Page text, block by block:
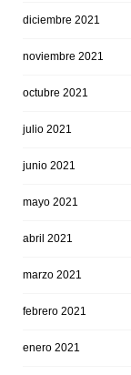
diciembre 2021
noviembre 2021
octubre 2021
julio 2021
junio 2021
mayo 2021
abril 2021
marzo 2021
febrero 2021
enero 2021